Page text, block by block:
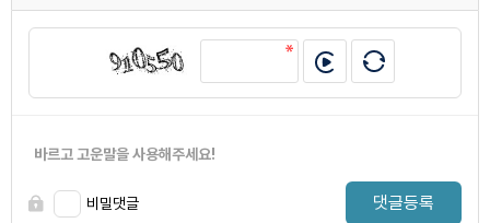
바르고 고운말을 사용해주세요!
비밀댓글 댓글등록